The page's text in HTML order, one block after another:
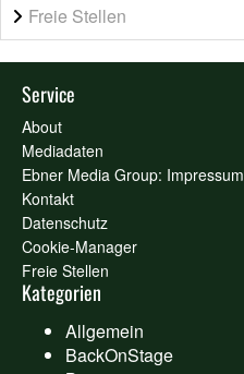
Freie Stellen
Service
About
Mediadaten
Ebner Media Group: Impressum
Kontakt
Datenschutz
Cookie-Manager
Freie Stellen
Kategorien
Allgemein
BackOnStage